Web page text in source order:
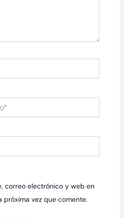
correo electrónico y web en
próxima vez que comente.